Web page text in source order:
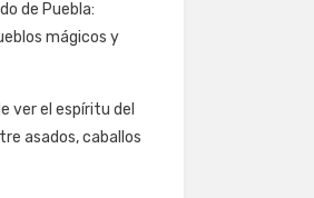
de Puebla:
mágicos y
ver el espíritu del
asados, caballos